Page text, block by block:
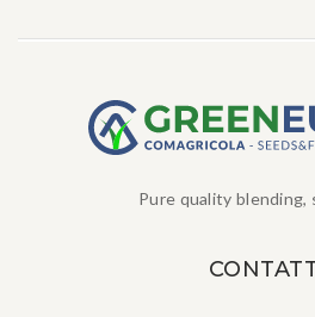
Pure quality blending,